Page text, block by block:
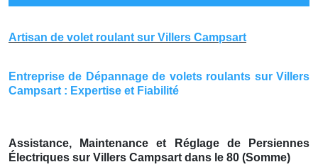
Artisan de volet roulant sur Villers Campsart
Entreprise de Dépannage de volets roulants sur Villers
Campsart : Expertise et Fiabilité
Assistance, Maintenance et Réglage de Persiennes
Électriques sur Villers Campsart dans le 80 (Somme)